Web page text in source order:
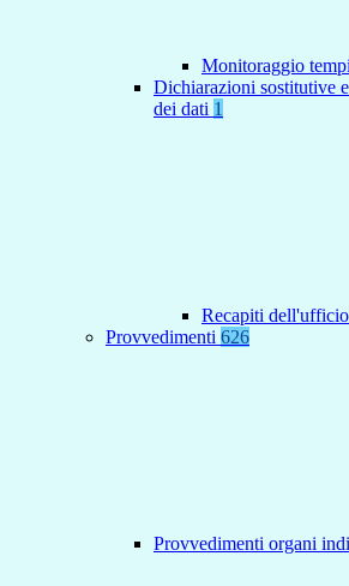
Monitoraggio
Dichiarazioni sostitutive
dei dati 1
Recapiti
Provvedimenti 626
Provvedimenti organi